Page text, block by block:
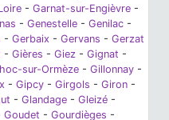
- Garnat-sur-Engièvre -
- Genestelle - Genilac -
- Gerbaix - Gervans - Gerzat
- Gières - Giez - Gignat -
sur-Ormèze - Gillonnay -
- Gipcy - Girgols - Giron -
- Glandage - Gleizé -
Goudet - Gourdièges -